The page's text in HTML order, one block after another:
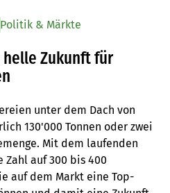
Politik & Märkte
Zukunft für
unter dem Dach von
130'000 Tonnen oder zwei
Mit dem laufenden
auf 300 bis 400
auf dem Markt eine Top-